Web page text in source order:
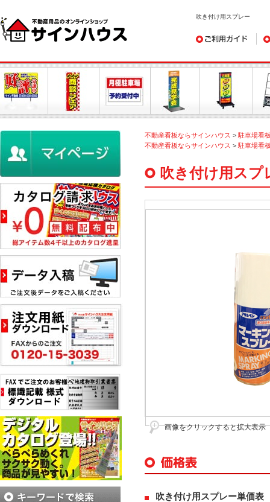
吹き付け用スプレー
ご利用ガイド デ
不動産看板ならサインハウス > 駐車場看
不動産看板ならサインハウス > 駐車場看
吹き付け用スプ
画像をクリックすると拡大表示
吹き付け用スプレー単価表